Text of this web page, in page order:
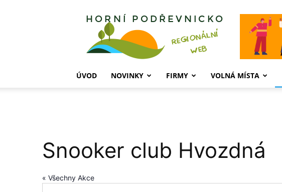
Horní
ÚVOD NOVINKY FIRMY VOLNÁ MÍSTA
Snooker club Hvozdná
« Všechny Akce